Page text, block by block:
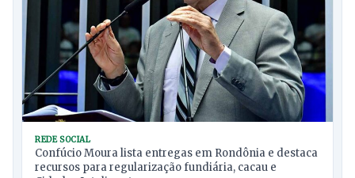
REDE SOCIAL
Confúcio Moura lista entregas em Rondônia e destaca
recursos para regularização fundiária, cacau e